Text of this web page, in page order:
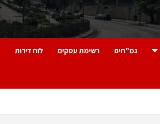
גמ”חים רשימת עסקים לוח דירות